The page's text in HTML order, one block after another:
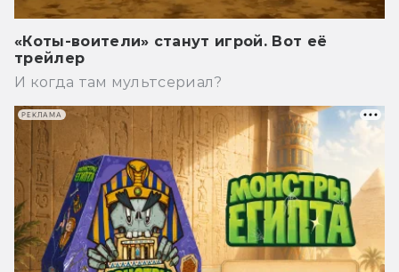
«Коты-воители» станут игрой. Вот её
трейлер
И когда там мультсериал?
РЕКЛАМА